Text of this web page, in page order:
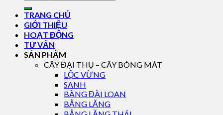
TRANG CHỦ
GIỚI THIỆU
HOẠT ĐỘNG
TƯ VẤN
SẢN PHẨM
CÂY ĐẠI THỤ – CÂY BÓNG MÁT
LỘC VỪNG
SANH
BÀNG ĐÀI LOAN
BẰNG LĂNG